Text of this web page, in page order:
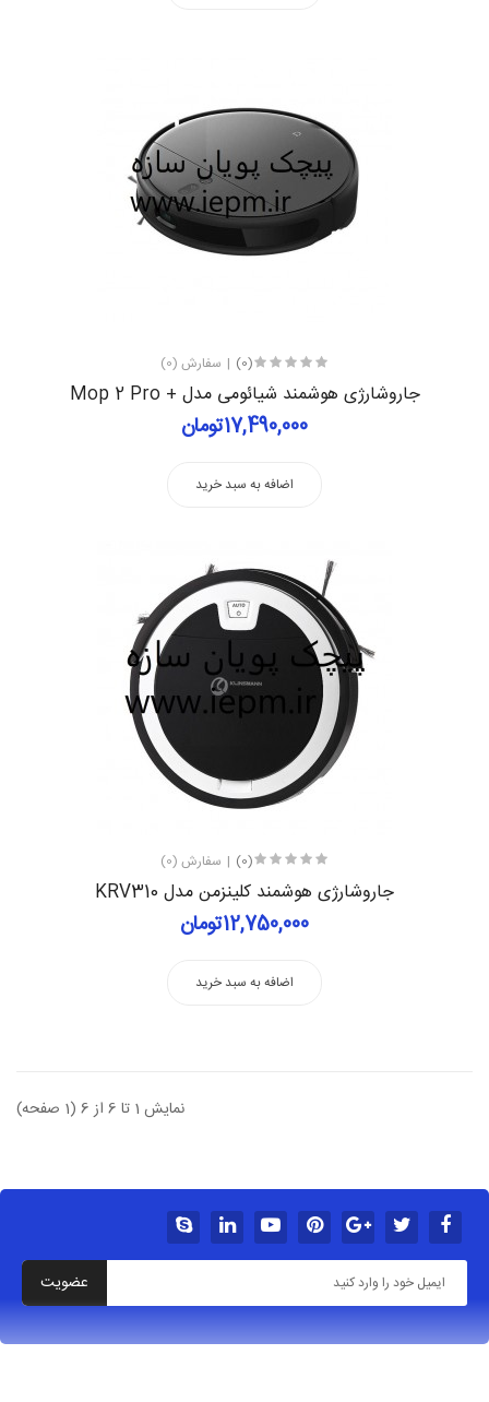
(0) سفارش (0)
جاروشارژی هوشمند شیائومی مدل + Mop 2 Pro
17,490,000تومان
اضافه به سبد خرید
(0) سفارش (0)
جاروشارژی هوشمند کلینزمن مدل KRV310
12,750,000تومان
اضافه به سبد خرید
نمایش 1 تا 6 از 6 (1 صفحه)
عضویت